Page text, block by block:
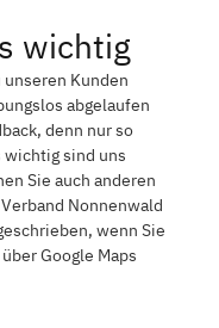
wichtig
Kunden
abgelaufen
denn nur so
wichtig sind uns
Sie auch anderen
Nonnenwald
wenn Sie
Google Maps